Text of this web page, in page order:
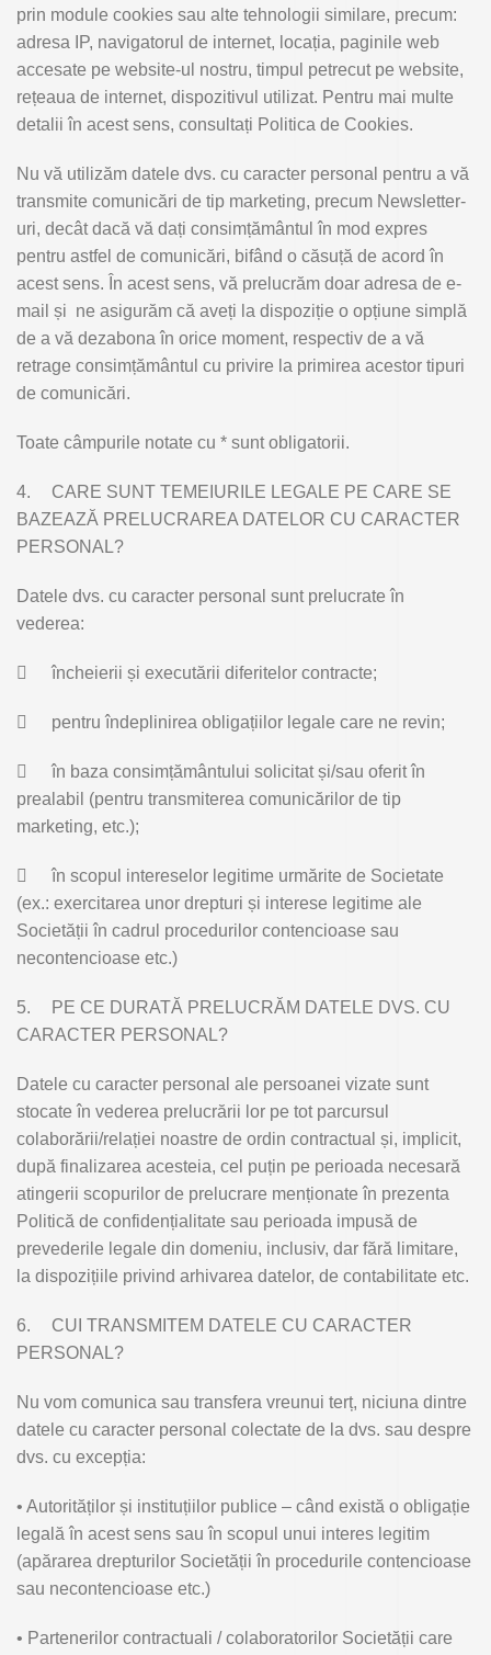
prin module cookies sau alte tehnologii similare, precum:
adresa IP, navigatorul de internet, locația, paginile web
accesate pe website-ul nostru, timpul petrecut pe website,
rețeaua de internet, dispozitivul utilizat. Pentru mai multe
detalii în acest sens, consultați Politica de Cookies.
Nu vă utilizăm datele dvs. cu caracter personal pentru a vă
transmite comunicări de tip marketing, precum Newsletter-
uri, decât dacă vă dați consimțământul în mod expres
pentru astfel de comunicări, bifând o căsuță de acord în
acest sens. În acest sens, vă prelucrăm doar adresa de e-
mail și ne asigurăm că aveți la dispoziție o opțiune simplă
de a vă dezabona în orice moment, respectiv de a vă
retrage consimțământul cu privire la primirea acestor tipuri
de comunicări.
Toate câmpurile notate cu * sunt obligatorii.
4.
CARE SUNT TEMEIURILE LEGALE PE CARE SE
BAZEAZĂ PRELUCRAREA DATELOR CU CARACTER
PERSONAL?
Datele dvs. cu caracter personal sunt prelucrate în
vederea:
 încheierii și executării diferitelor contracte;
 pentru îndeplinirea obligațiilor legale care ne revin;

în baza consimțământului solicitat și/sau oferit în
prealabil (pentru transmiterea comunicărilor de tip
marketing, etc.);

în scopul intereselor legitime urmărite de Societate
(ex.: exercitarea unor drepturi și interese legitime ale
Societății în cadrul procedurilor contencioase sau
necontencioase etc.)
5.
PE CE DURATĂ PRELUCRĂM DATELE DVS. CU
CARACTER PERSONAL?
Datele cu caracter personal ale persoanei vizate sunt
stocate în vederea prelucrării lor pe tot parcursul
colaborării/relației noastre de ordin contractual și, implicit,
după finalizarea acesteia, cel puțin pe perioada necesară
atingerii scopurilor de prelucrare menționate în prezenta
Politică de confidențialitate sau perioada impusă de
prevederile legale din domeniu, inclusiv, dar fără limitare,
la dispozițiile privind arhivarea datelor, de contabilitate etc.
6.
CUI TRANSMITEM DATELE CU CARACTER
PERSONAL?
Nu vom comunica sau transfera vreunui terț, niciuna dintre
datele cu caracter personal colectate de la dvs. sau despre
dvs. cu excepția:
• Autorităților și instituțiilor publice – când există o obligație
legală în acest sens sau în scopul unui interes legitim
(apărarea drepturilor Societății în procedurile contencioase
sau necontencioase etc.)
• Partenerilor contractuali / colaboratorilor Societății care